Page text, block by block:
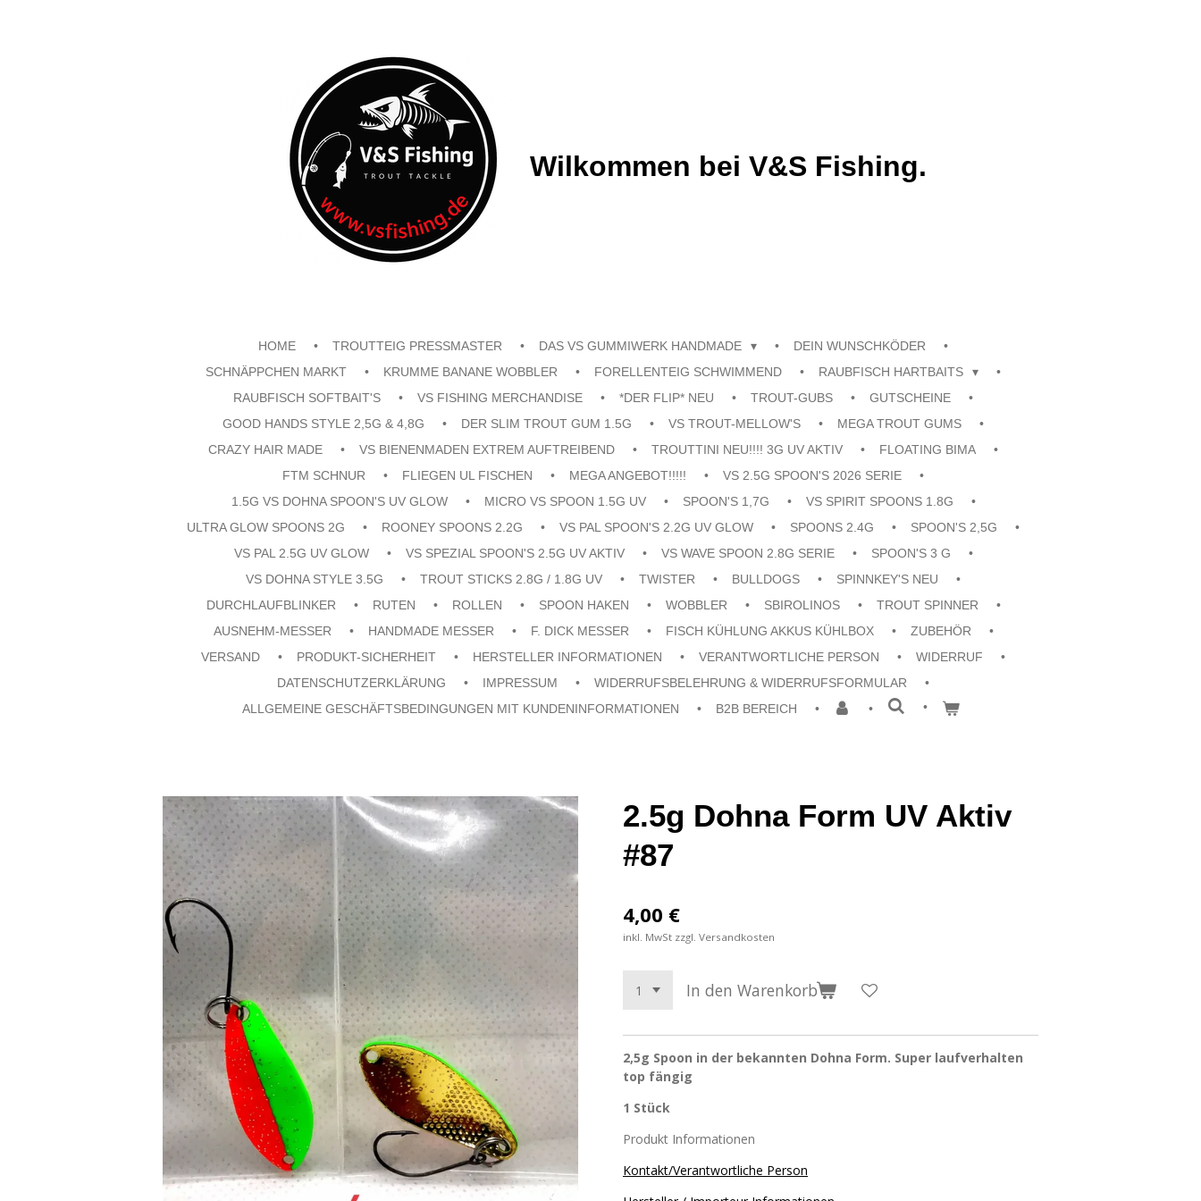
Wilkommen bei V&S Fishing.
HOME TROUTTEIG PRESSMASTER DAS VS GUMMIWERK HANDMADE
DEIN WUNSCHKÖDER
SCHNÄPPCHEN MARKT
KRUMME BANANE WOBBLER FORELLENTEIG SCHWIMMEND
RAUBFISCH HARTBAITS
RAUBFISCH SOFTBAIT'S
VS FISHING MERCHANDISE *DER FLIP* NEU TROUT-GUBS
GUTSCHEINE
GOOD HANDS STYLE 2,5G & 4,8G
DER SLIM TROUT GUM 1.5G VS TROUT-MELLOW'S
MEGA TROUT GUMS
CRAZY HAIR MADE
VS BIENENMADEN EXTREM AUFTREIBEND TROUTTINI NEU!!!! 3G UV AKTIV
FLOATING BIMA
FTM SCHNUR
FLIEGEN UL FISCHEN MEGA ANGEBOT!!!!!
VS 2.5G SPOON'S 2026 SERIE
1.5G VS DOHNA SPOON'S UV GLOW
MICRO VS SPOON 1.5G UV SPOON'S 1,7G
VS SPIRIT SPOONS 1.8G
ULTRA GLOW SPOONS 2G
ROONEY SPOONS 2.2G VS PAL SPOON'S 2.2G UV GLOW SPOONS 2.4G
SPOON'S 2,5G
VS PAL 2.5G UV GLOW
VS SPEZIAL SPOON'S 2.5G UV AKTIV VS WAVE SPOON 2.8G SERIE
SPOON'S 3 G
VS DOHNA STYLE 3.5G
TROUT STICKS 2.8G / 1.8G UV TWISTER BULLDOGS
SPINNKEY'S NEU
DURCHLAUFBLINKER
RUTEN ROLLEN SPOON HAKEN WOBBLER SBIROLINOS
TROUT SPINNER
AUSNEHM-MESSER
HANDMADE MESSER F. DICK MESSER FISCH KÜHLUNG AKKUS KÜHLBOX
ZUBEHÖR
VERSAND
PRODUKT-SICHERHEIT HERSTELLER INFORMATIONEN VERANTWORTLICHE PERSON
WIDERRUF
DATENSCHUTZERKLÄRUNG
IMPRESSUM
WIDERRUFSBELEHRUNG & WIDERRUFSFORMULAR
ALLGEMEINE GESCHÄFTSBEDINGUNGEN MIT KUNDENINFORMATIONEN
B2B BEREICH
2.5g Dohna Form UV Aktiv
#87
4,00 €
inkl. MwSt zzgl. Versandkosten
In den Warenkorb
2,5g Spoon in der bekannten Dohna Form. Super laufverhalten
top fängig
1 Stück
Produkt Informationen
Kontakt/Verantwortliche Person